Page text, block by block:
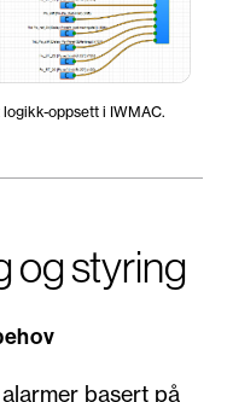
oppsett i IWMAC.
og styring
basert på